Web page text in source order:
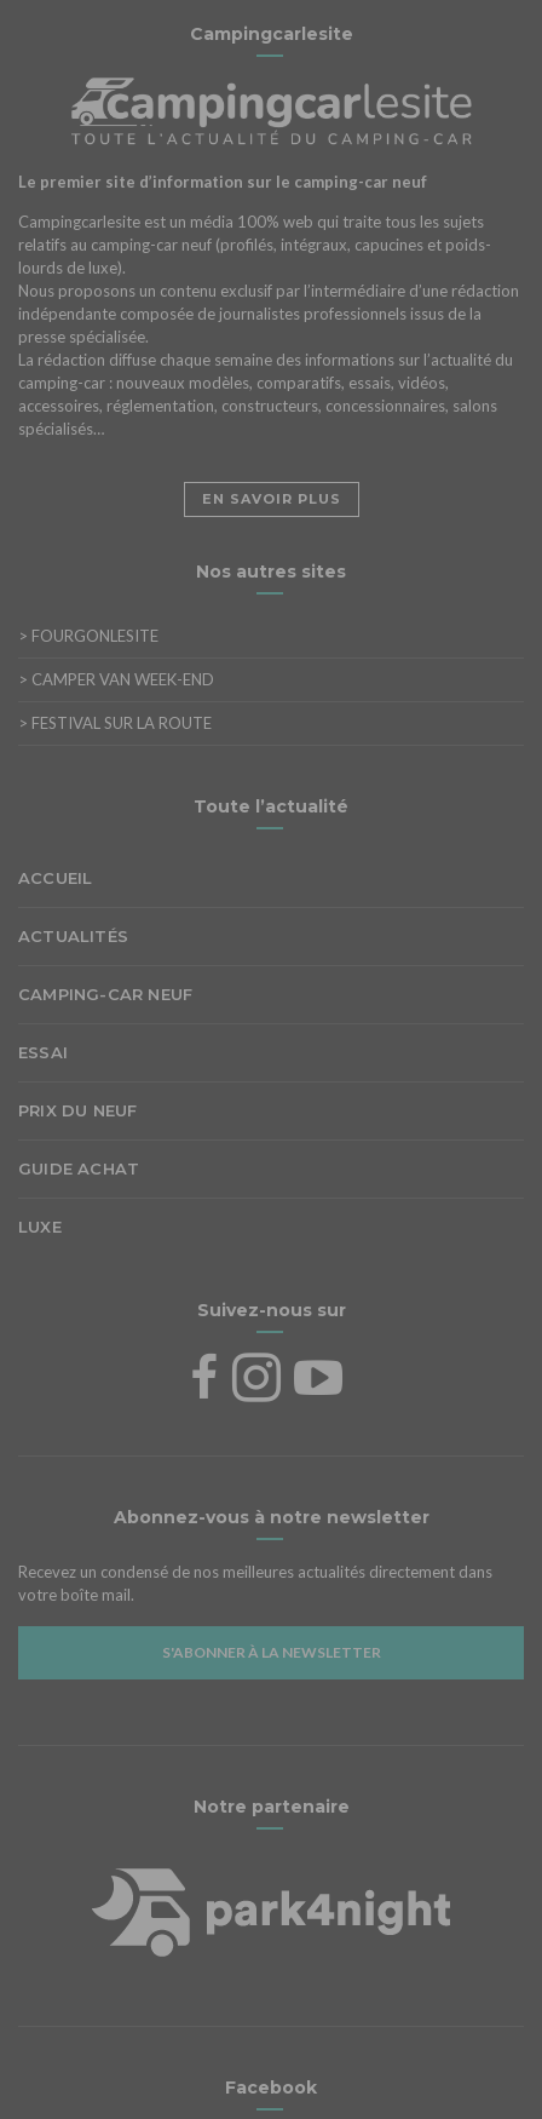
Campingcarlesite
Le premier site d’information sur le camping-car neuf
Campingcarlesite est un média 100% web qui traite tous les sujets
relatifs au camping-car neuf (profilés, intégraux, capucines et poids-
lourds de luxe).
Nous proposons un contenu exclusif par l’intermédiaire d’une rédaction
indépendante composée de journalistes professionnels issus de la
presse spécialisée.
La rédaction diffuse chaque semaine des informations sur l’actualité du
camping-car : nouveaux modèles, comparatifs, essais, vidéos,
accessoires, réglementation, constructeurs, concessionnaires, salons
spécialisés…
EN SAVOIR PLUS
Nos autres sites
> FOURGONLESITE
> CAMPER VAN WEEK-END
> FESTIVAL SUR LA ROUTE
Toute l’actualité
ACCUEIL
ACTUALITÉS
CAMPING-CAR NEUF
ESSAI
PRIX DU NEUF
GUIDE ACHAT
LUXE
Suivez-nous sur
Abonnez-vous à notre newsletter
Recevez un condensé de nos meilleures actualités directement dans
votre boîte mail.
S'ABONNER À LA NEWSLETTER
Notre partenaire
Facebook